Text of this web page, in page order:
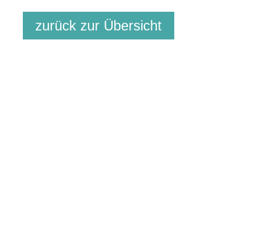
zurück zur Übersicht